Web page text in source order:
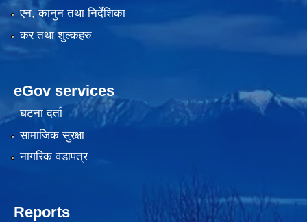
एन, कानुन तथा निर्देशिका
कर तथा शुल्कहरु
eGov services
घटना दर्ता
सामाजिक सुरक्षा
नागरिक वडापत्र
Reports